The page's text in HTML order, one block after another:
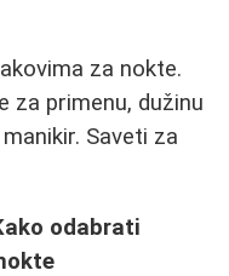
za nokte.
za primenu, dužinu
Saveti za
odabrati